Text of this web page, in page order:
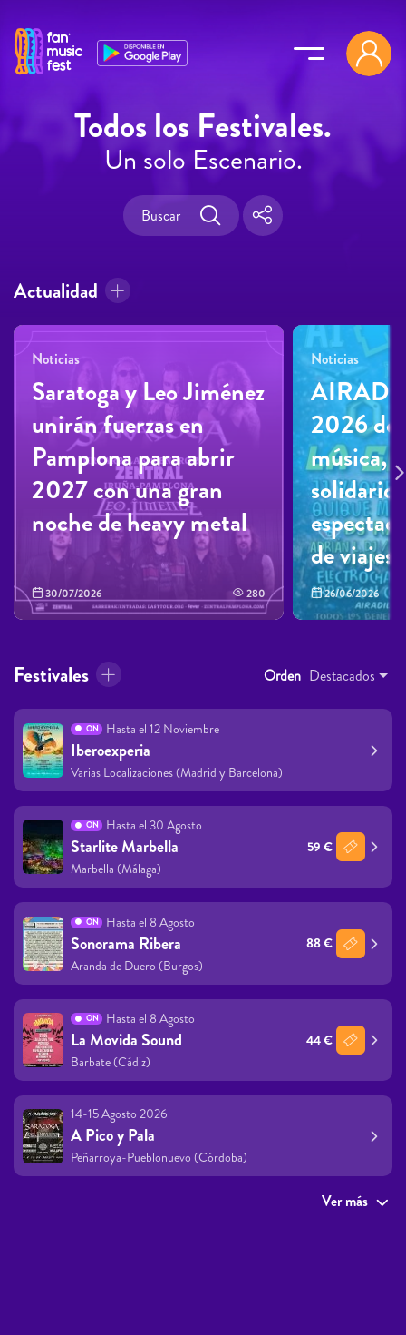
Todos los Festivales.
Un solo Escenario.
Actualidad
Noticias
Saratoga y Leo Jiménez
unirán fuerzas en
Pamplona para abrir
2027 con una gran
noche de heavy metal
30/07/2026 280
Noticias
2026
música,
de viajes
26/06/2026
Festivales Orden Destacados
ON Hasta el 12 Noviembre
Iberoexperia
Varias Localizaciones (Madrid y Barcelona)
ON Hasta el 30 Agosto
Starlite Marbella
Marbella (Málaga)
59 €
ON Hasta el 8 Agosto
Sonorama Ribera
Aranda de Duero (Burgos)
88 €
ON Hasta el 8 Agosto
La Movida Sound
Barbate (Cádiz)
44 €
14-15 Agosto 2026
A Pico y Pala
Peñarroya-Pueblonuevo (Córdoba)
Ver más